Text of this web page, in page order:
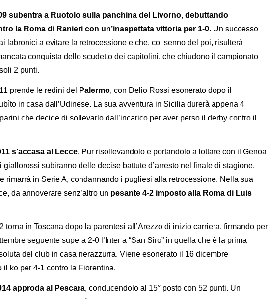
subentra a Ruotolo sulla panchina del Livorno, debuttando
la Roma di Ranieri con un’inaspettata vittoria per 1-0. Un successo
labronici a evitare la retrocessione e che, col senno del poi, risulterà
conquista dello scudetto dei capitolini, che chiudono il campionato
2 punti.
prende le redini del Palermo, con Delio Rossi esonerato dopo il
in casa dall’Udinese. La sua avventura in Sicilia durerà appena 4
che decide di sollevarlo dall’incarico per aver perso il derby contro il
s’accasa al Lecce. Pur risollevandolo e portandolo a lottare con il Genoa
giallorossi subiranno delle decise battute d’arresto nel finale di stagione,
rimarrà in Serie A, condannando i pugliesi alla retrocessione. Nella sua
da annoverare senz’altro un pesante 4-2 imposto alla Roma di Luis
torna in Toscana dopo la parentesi all’Arezzo di inizio carriera, firmando per
seguente supera 2-0 l’Inter a “San Siro” in quella che è la prima
del club in casa nerazzurra. Viene esonerato il 16 dicembre
il ko per 4-1 contro la Fiorentina.
approda al Pescara, conducendolo al 15° posto con 52 punti. Un